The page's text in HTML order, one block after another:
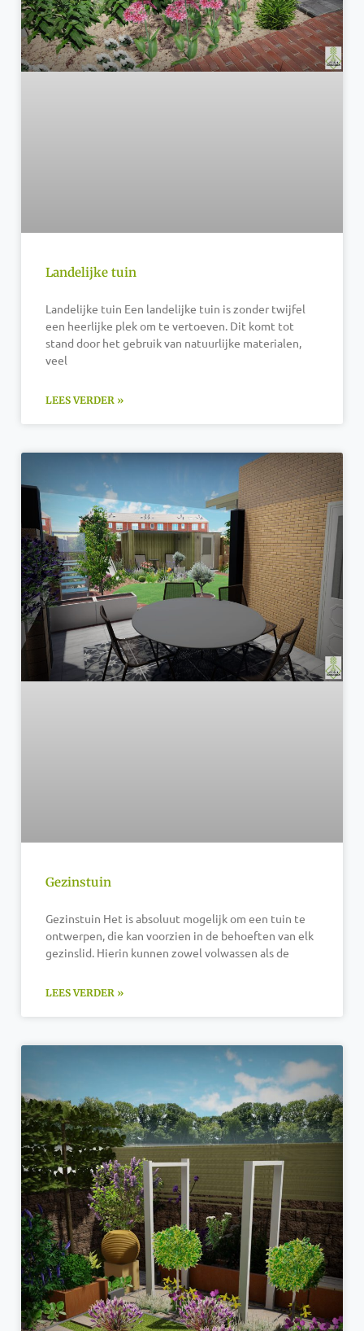
Landelijke tuin
Landelijke tuin Een landelijke tuin is zonder twijfel
een heerlijke plek om te vertoeven. Dit komt tot
stand door het gebruik van natuurlijke materialen,
veel
LEES VERDER »
Gezinstuin
Gezinstuin Het is absoluut mogelijk om een tuin te
ontwerpen, die kan voorzien in de behoeften van elk
gezinslid. Hierin kunnen zowel volwassen als de
LEES VERDER »